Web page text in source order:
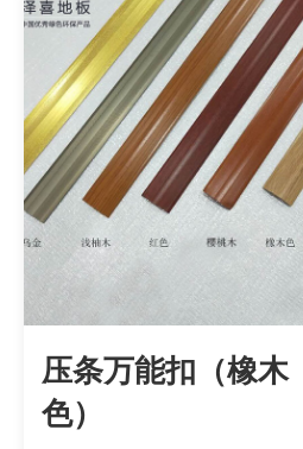
压条万能扣（橡木
色）